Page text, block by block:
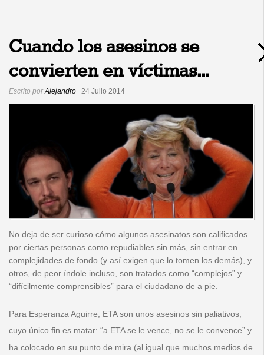
Cuando los asesinos se
convierten en víctimas...
Escrito porAlejandro 24 Julio 2014
No deja de ser curioso cómo algunos asesinatos son calificados
por ciertas personas como repudiables sin más, sin entrar en
complejidades de fondo (y así exigen que lo tomen los demás), y
otros, de peor índole incluso, son tratados como “complejos” y
“difícilmente comprensibles” para el ciudadano de a pie.
Para Esperanza Aguirre, ETA son unos asesinos sin paliativos,
cuyo único fin es matar: “a ETA se le vence, no se le convence” y
ha colocado en su punto de mira (al igual que muchos medios de